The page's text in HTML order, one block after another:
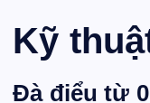
Kỹ
Đà điểu từ